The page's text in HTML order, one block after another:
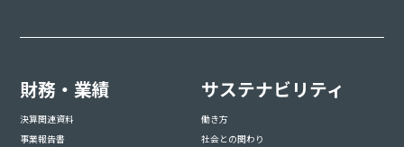
財務・業績
決算関連資料
事業報告書
サステナビリティ
働き方
社会との関わり